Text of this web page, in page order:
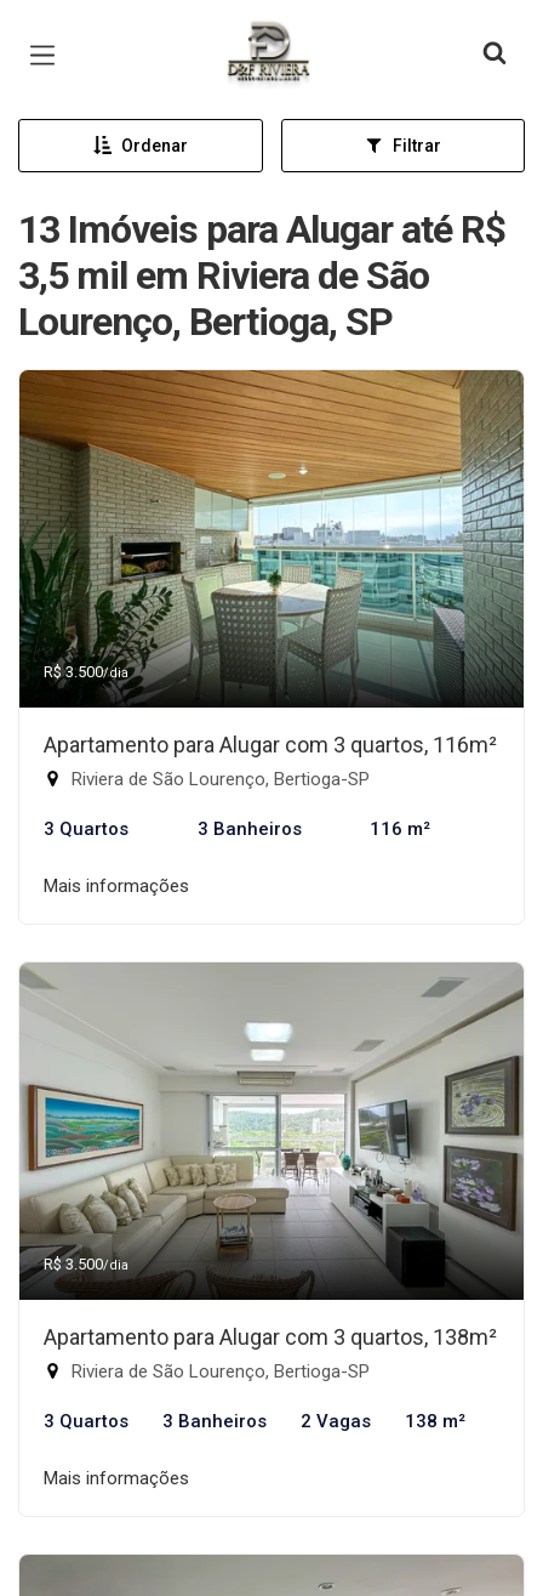
Página inicial
Ordenar Filtrar
13 Imóveis para Alugar até R$
3,5 mil em Riviera de São
Lourenço, Bertioga, SP
R$ 3.500/dia
Apartamento para Alugar com 3 quartos, 116m²
Riviera de São Lourenço, Bertioga-SP
3 Quartos 3 Banheiros 116 m²
Mais informações
R$ 3.500/dia
Apartamento para Alugar com 3 quartos, 138m²
Riviera de São Lourenço, Bertioga-SP
3 Quartos 3 Banheiros 2 Vagas 138 m²
Mais informações